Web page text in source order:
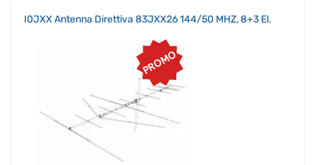
I0JXX Antenna Direttiva 83JXX26 144/50 MHZ, 8+3 El.
PROMO